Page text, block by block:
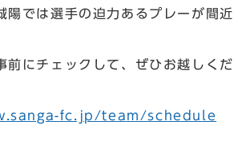
陽では選手の迫力あるプレーが間近
前にチェックして、ぜひお越しくだ
fc.jp/team/schedule